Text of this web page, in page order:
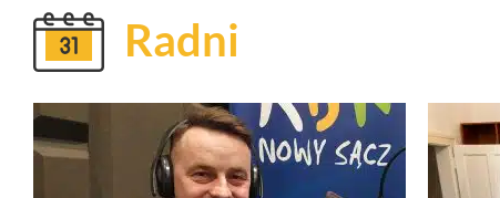
Radni